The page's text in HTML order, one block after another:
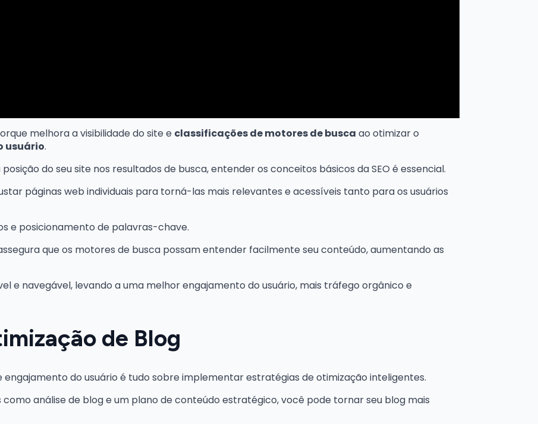
melhora a visibilidade do site e classificações de motores de busca ao otimizar o
usuário.
do seu site nos resultados de busca, entender os conceitos básicos da SEO é essencial.
páginas web individuais para torná-las mais relevantes e acessíveis tanto para os usuários
e posicionamento de palavras-chave.
que os motores de busca possam entender facilmente seu conteúdo, aumentando as
e navegável, levando a uma melhor engajamento do usuário, mais tráfego orgânico e
de Blog
do usuário é tudo sobre implementar estratégias de otimização inteligentes.
análise de blog e um plano de conteúdo estratégico, você pode tornar seu blog mais